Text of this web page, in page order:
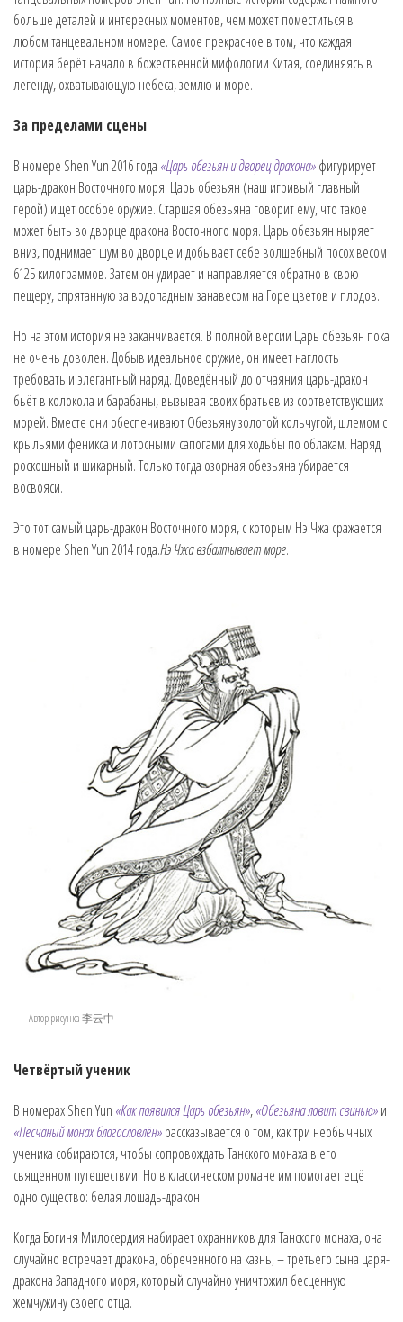
больше деталей и интересных моментов, чем может поместиться в
любом танцевальном номере. Самое прекрасное в том, что каждая
история берёт начало в божественной мифологии Китая, соединяясь в
легенду, охватывающую небеса, землю и море.
За пределами сцены
В номере Shen Yun 2016 года «Царь обезьян и дворец дракона»фигурирует
царь-дракон Восточного моря. Царь обезьян (наш игривый главный
герой) ищет особое оружие. Старшая обезьяна говорит ему, что такое
может быть во дворце дракона Восточного моря. Царь обезьян ныряет
вниз, поднимает шум во дворце и добывает себе волшебный посох весом
6125 килограммов. Затем он удирает и направляется обратно в свою
пещеру, спрятанную за водопадным занавесом на Горе цветов и плодов.
Но на этом история не заканчивается. В полной версии Царь обезьян пока
не очень доволен. Добыв идеальное оружие, он имеет наглость
требовать и элегантный наряд. Доведённый до отчаяния царь-дракон
бьёт в колокола и барабаны, вызывая своих братьев из соответствующих
морей. Вместе они обеспечивают Обезьяну золотой кольчугой, шлемом с
крыльями феникса и лотосными сапогами для ходьбы по облакам. Наряд
роскошный и шикарный. Только тогда озорная обезьяна убирается
восвояси.
Это тот самый царь-дракон Восточного моря, с которым Нэ Чжа сражается
в номере Shen Yun 2014 года.Нэ Чжа взбалтывает море.
Автор рисунка 李云中
Четвёртый ученик
В номерах Shen Yun «Как появился Царь обезьян»,«Обезьяна ловит свинью»и
«Песчаный монах благословлён»рассказывается о том, как три необычных
ученика собираются, чтобы сопровождать Танского монаха в его
священном путешествии. Но в классическом романе им помогает ещё
одно существо: белая лошадь-дракон.
Когда Богиня Милосердия набирает охранников для Танского монаха, она
случайно встречает дракона, обречённого на казнь, – третьего сына царя-
дракона Западного моря, который случайно уничтожил бесценную
жемчужину своего отца.